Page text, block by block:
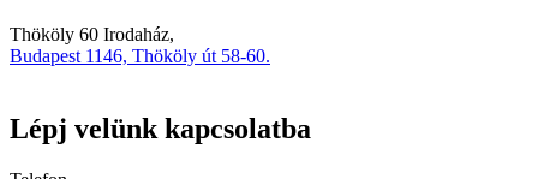
Thököly 60 Irodaház,
Budapest 1146, Thököly út 58-60.
Lépj velünk kapcsolatba